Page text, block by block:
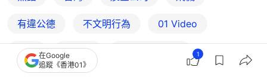
有違公德 不文明行為 01 Video
OTT 我主場
在Google
追蹤《香港01》
1